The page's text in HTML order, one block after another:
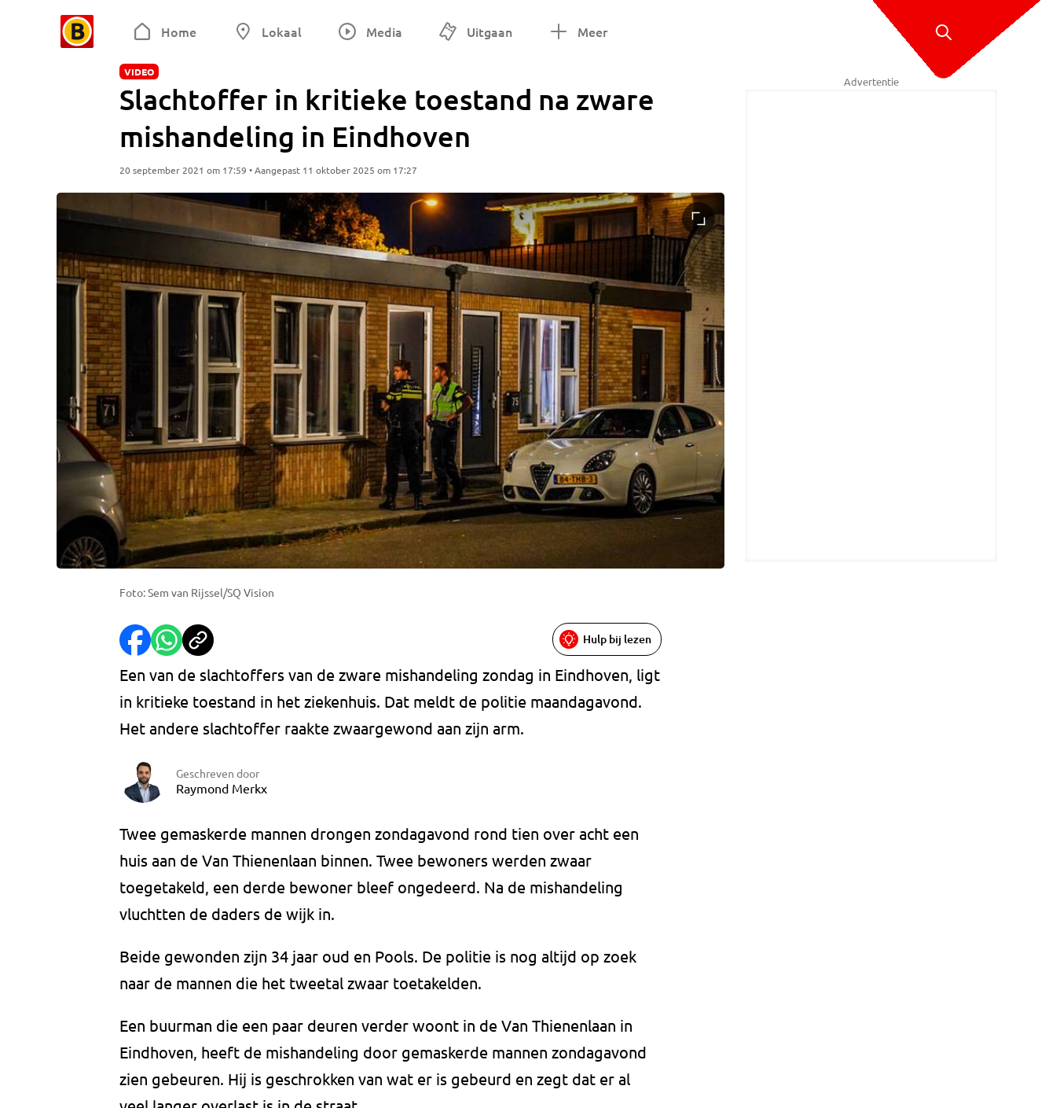
Home Lokaal Media Uitgaan Meer
VIDEO
Slachtoffer in kritieke toestand na zware
mishandeling in Eindhoven
20 september 2021 om 17:59 • Aangepast 11 oktober 2025 om 17:27
Foto: Sem van Rijssel/SQ Vision
Hulp bij lezen
Een van de slachtoffers van de zware mishandeling zondag in Eindhoven, ligt
in kritieke toestand in het ziekenhuis. Dat meldt de politie maandagavond.
Het andere slachtoffer raakte zwaargewond aan zijn arm.
Geschreven door
Raymond Merkx
Twee gemaskerde mannen drongen zondagavond rond tien over acht een
huis aan de Van Thienenlaan binnen. Twee bewoners werden zwaar
toegetakeld, een derde bewoner bleef ongedeerd. Na de mishandeling
vluchtten de daders de wijk in.
Beide gewonden zijn 34 jaar oud en Pools. De politie is nog altijd op zoek
naar de mannen die het tweetal zwaar toetakelden.
Een buurman die een paar deuren verder woont in de Van Thienenlaan in
Eindhoven, heeft de mishandeling door gemaskerde mannen zondagavond
zien gebeuren. Hij is geschrokken van wat er is gebeurd en zegt dat er al
Advertentie